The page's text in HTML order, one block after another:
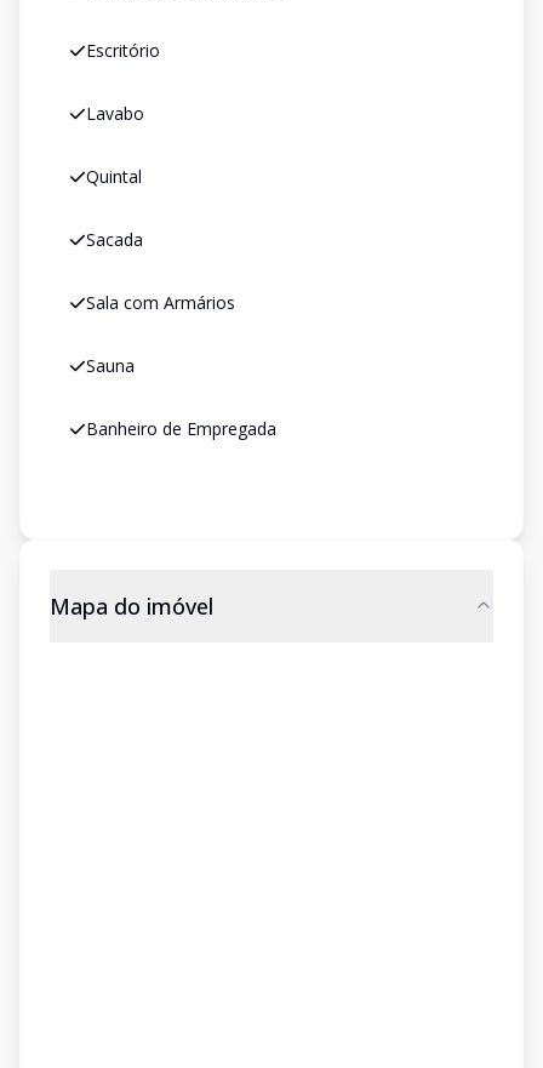
Escritório
Lavabo
Quintal
Sacada
Sala com Armários
Sauna
Banheiro de Empregada
Mapa do imóvel